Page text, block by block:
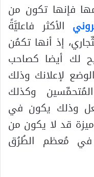
فإنها تكون من
الأكثر فاعليَّةً
إذ أنها تكمُن
لك أيضا كصاحب
لإعلانك وذلك
وكذلك
وذلك يكون في
قد لا يكون من
في مُعظم الطُرُق